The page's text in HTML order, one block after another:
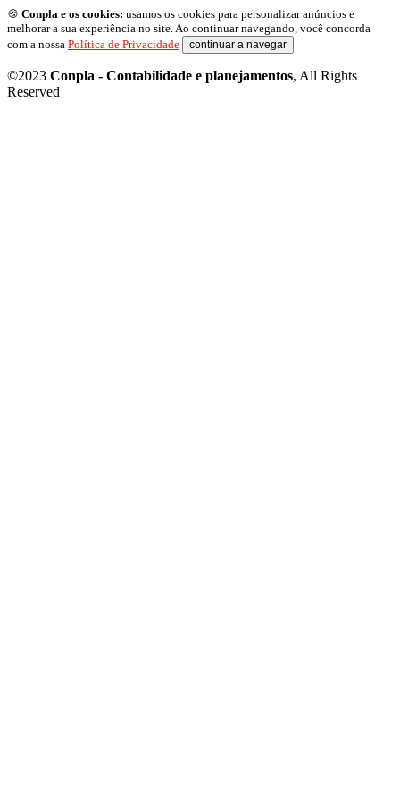
🍪 Conpla e os cookies: usamos os cookies para personalizar anúncios e
melhorar a sua experiência no site. Ao continuar navegando, você concorda
com a nossa Política de Privacidade continuar a navegar
©2023 Conpla - Contabilidade e planejamentos, All Rights
Reserved